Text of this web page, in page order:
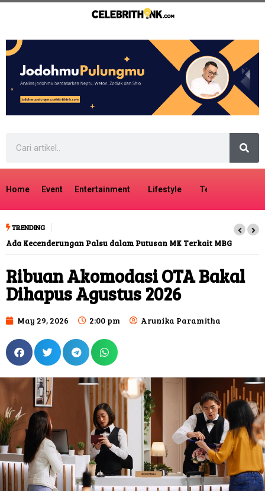
Home Event Entertainment Lifestyle Tech
TRENDING
Ada Kecenderungan Palsu dalam Putusan MK Terkait MBG
Ribuan Akomodasi OTA Bakal
Dihapus Agustus 2026
May 29, 2026 2:00 pm Arunika Paramitha